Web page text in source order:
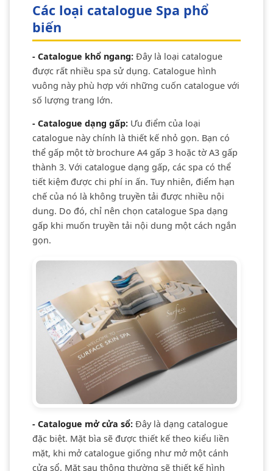
Các loại catalogue Spa phổ
biến
- Catalogue khổ ngang: Đây là loại catalogue
được rất nhiều spa sử dụng. Catalogue hình
vuông này phù hợp với những cuốn catalogue với
số lượng trang lớn.
- Catalogue dạng gấp: Ưu điểm của loại
catalogue này chính là thiết kế nhỏ gọn. Bạn có
thể gấp một tờ brochure A4 gấp 3 hoặc tờ A3 gấp
thành 3. Với catalogue dạng gấp, các spa có thể
tiết kiệm được chi phí in ấn. Tuy nhiên, điểm hạn
chế của nó là không truyền tải được nhiều nội
dung. Do đó, chỉ nên chọn catalogue Spa dạng
gấp khi muốn truyền tải nội dung một cách ngắn
gọn.
- Catalogue mở cửa sổ: Đây là dạng catalogue
đặc biệt. Mặt bìa sẽ được thiết kế theo kiểu liền
mặt, khi mở catalogue giống như mở một cánh
cửa sổ. Mặt sau thông thường sẽ thiết kế hình